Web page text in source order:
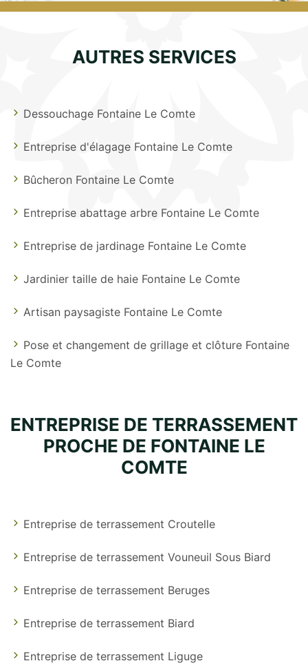
AUTRES SERVICES
Dessouchage Fontaine Le Comte
Entreprise d'élagage Fontaine Le Comte
Bûcheron Fontaine Le Comte
Entreprise abattage arbre Fontaine Le Comte
Entreprise de jardinage Fontaine Le Comte
Jardinier taille de haie Fontaine Le Comte
Artisan paysagiste Fontaine Le Comte
Pose et changement de grillage et clôture Fontaine
Le Comte
ENTREPRISE DE TERRASSEMENT
PROCHE DE FONTAINE LE
COMTE
Entreprise de terrassement Croutelle
Entreprise de terrassement Vouneuil Sous Biard
Entreprise de terrassement Beruges
Entreprise de terrassement Biard
Entreprise de terrassement Liguge